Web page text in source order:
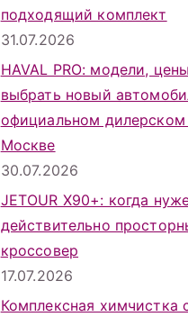
подходящий комплект
31.07.2026
HAVAL PRO: модели,
выбрать новый
официальном дилерском
Москве
30.07.2026
JETOUR X90+: когда
действительно
кроссовер
17.07.2026
Комплексная химчистка